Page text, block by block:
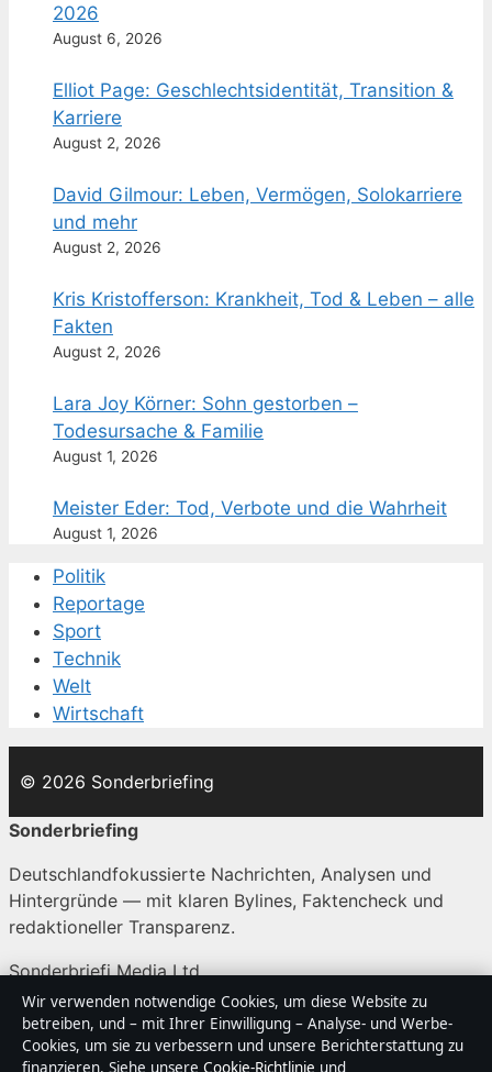
2026
August 6, 2026
Elliot Page: Geschlechtsidentität, Transition &
Karriere
August 2, 2026
David Gilmour: Leben, Vermögen, Solokarriere
und mehr
August 2, 2026
Kris Kristofferson: Krankheit, Tod & Leben – alle
Fakten
August 2, 2026
Lara Joy Körner: Sohn gestorben –
Todesursache & Familie
August 1, 2026
Meister Eder: Tod, Verbote und die Wahrheit
August 1, 2026
Politik
Reportage
Sport
Technik
Welt
Wirtschaft
© 2026 Sonderbriefing
Sonderbriefing
Deutschlandfokussierte Nachrichten, Analysen und
Hintergründe — mit klaren Bylines, Faktencheck und
redaktioneller Transparenz.
Sonderbriefi Media Ltd.
Office 9, Business Centre
Valletta, 0000
+356 2138 9009
Wir verwenden notwendige Cookies, um diese Website zu
betreiben, und – mit Ihrer Einwilligung – Analyse- und Werbe-
Cookies, um sie zu verbessern und unsere Berichterstattung zu
finanzieren. Siehe unsere Cookie-Richtlinie und